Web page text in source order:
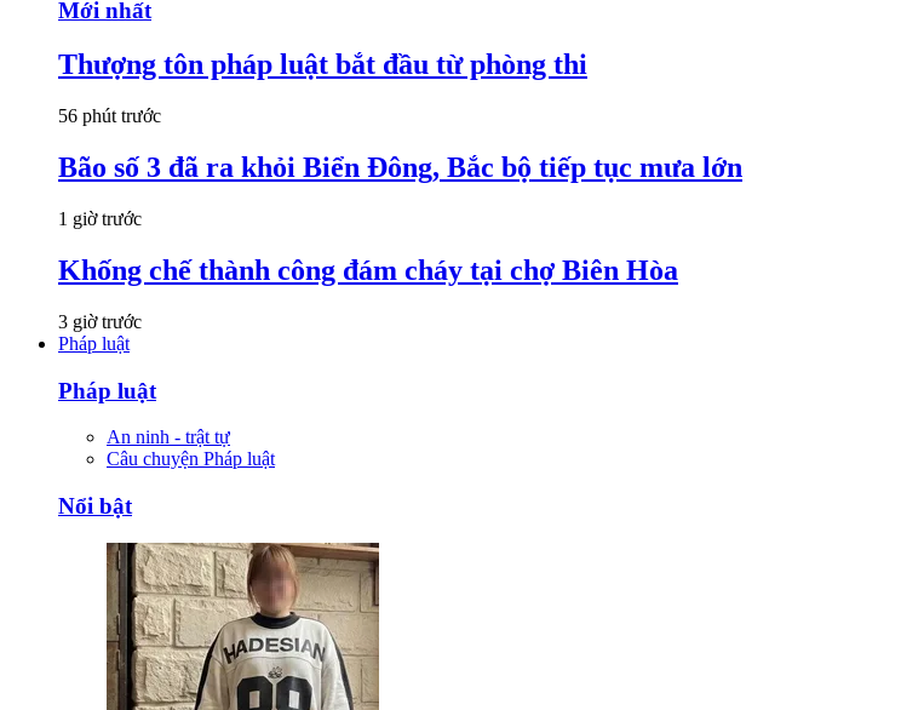
Mới nhất
Thượng tôn pháp luật bắt đầu từ phòng thi
56 phút trước
Bão số 3 đã ra khỏi Biển Đông, Bắc bộ tiếp tục mưa lớn
1 giờ trước
Khống chế thành công đám cháy tại chợ Biên Hòa
3 giờ trước
Pháp luật
Pháp luật
An ninh - trật tự
Câu chuyện Pháp luật
Nổi bật